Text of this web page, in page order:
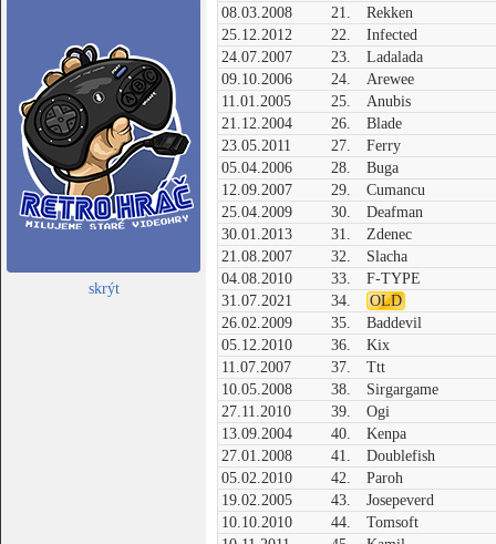
skrýt
08.03.2008
21.
Rekken
25.12.2012
22.
Infected
24.07.2007
23.
Ladalada
09.10.2006
24.
Arewee
11.01.2005
25.
Anubis
21.12.2004
26.
Blade
23.05.2011
27.
Ferry
05.04.2006
28.
Buga
12.09.2007
29.
Cumancu
25.04.2009
30.
Deafman
30.01.2013
31.
Zdenec
21.08.2007
32.
Slacha
04.08.2010
33.
F-TYPE
31.07.2021
34.
OLD
26.02.2009
35.
Baddevil
05.12.2010
36.
Kix
11.07.2007
37.
Ttt
10.05.2008
38.
Sirgargame
27.11.2010
39.
Ogi
13.09.2004
40.
Kenpa
27.01.2008
41.
Doublefish
05.02.2010
42.
Paroh
19.02.2005
43.
Josepeverd
10.10.2010
44.
Tomsoft